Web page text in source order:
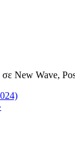
σε New Wave,